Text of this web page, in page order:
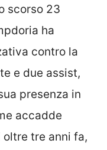
scorso 23
ha
contro la
e due assist,
presenza in
accadde
tre anni fa,